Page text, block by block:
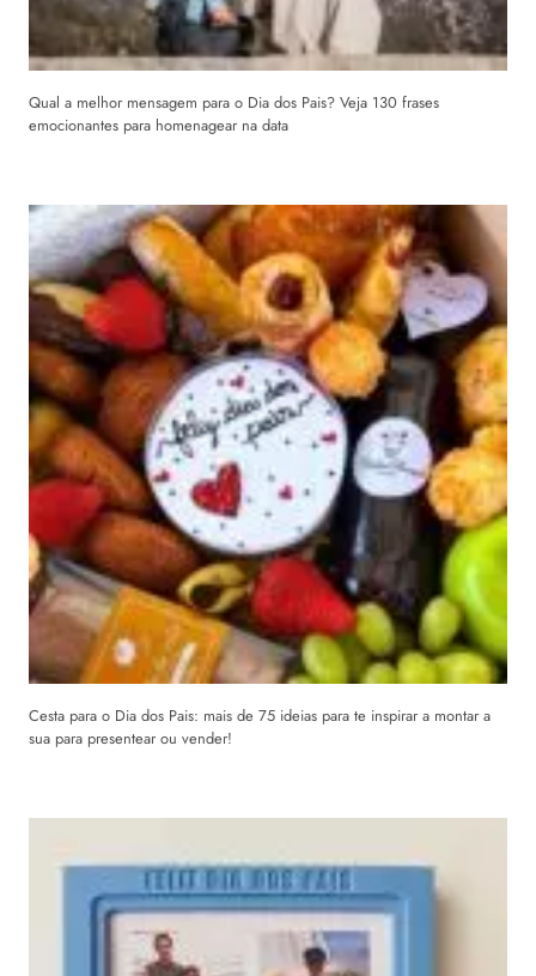
Qual a melhor mensagem para o Dia dos Pais? Veja 130 frases
emocionantes para homenagear na data
Cesta para o Dia dos Pais: mais de 75 ideias para te inspirar a montar a
sua para presentear ou vender!